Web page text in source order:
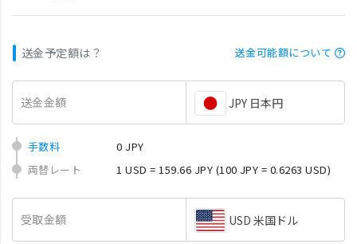
送金予定額は？ 送金可能額について
送金金額 JPY 日本円
手数料
0 JPY
両替レート
1 USD = 159.66 JPY (100 JPY = 0.6263 USD)
受取金額 USD 米国ドル